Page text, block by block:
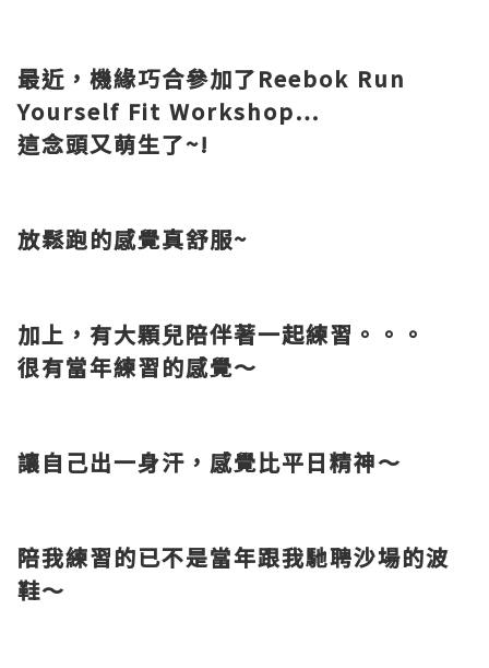
最近，機緣巧合參加了Reebok Run
Yourself Fit Workshop…
這念頭又萌生了~!
放鬆跑的感覺真舒服~
加上，有大顆兒陪伴著一起練習。。。
很有當年練習的感覺～
讓自己出一身汗，感覺比平日精神～
陪我練習的已不是當年跟我馳聘沙場的波
鞋～